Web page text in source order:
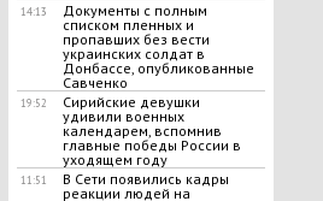
14:13
Документы с полным
списком пленных и
пропавших без вести
украинских солдат в
Донбассе, опубликованные
Савченко
19:52
Сирийские девушки
удивили военных
календарем, вспомнив
главные победы России в
уходящем году
11:51
В Сети появились кадры
реакции людей на